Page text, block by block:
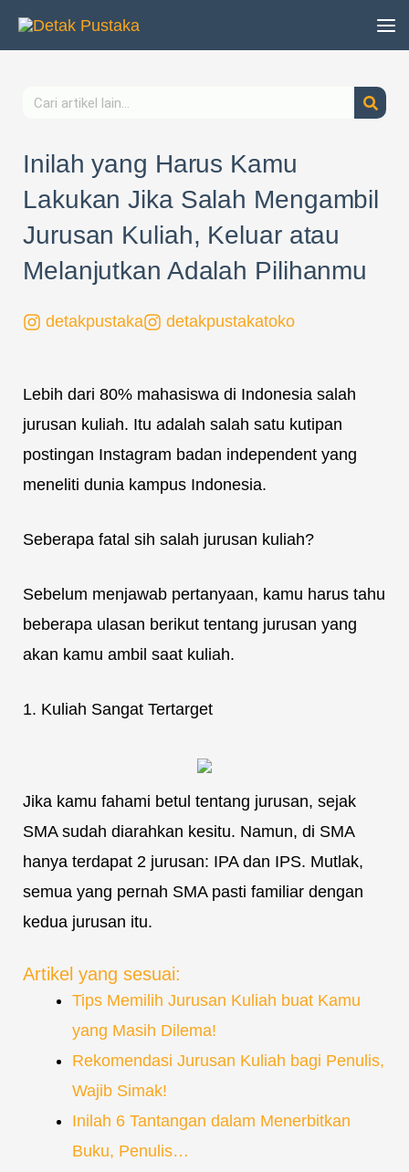
Lewati
Search
Inilah yang Harus Kamu
Lakukan Jika Salah Mengambil
Jurusan Kuliah, Keluar atau
Melanjutkan Adalah Pilihanmu
detakpustaka detakpustakatoko
Lebih dari 80% mahasiswa di Indonesia salah
jurusan kuliah. Itu adalah salah satu kutipan
postingan Instagram badan independent yang
meneliti dunia kampus Indonesia.
Seberapa fatal sih salah jurusan kuliah?
Sebelum menjawab pertanyaan, kamu harus tahu
beberapa ulasan berikut tentang jurusan yang
akan kamu ambil saat kuliah.
1. Kuliah Sangat Tertarget
Jika kamu fahami betul tentang jurusan, sejak
SMA sudah diarahkan kesitu. Namun, di SMA
hanya terdapat 2 jurusan: IPA dan IPS. Mutlak,
semua yang pernah SMA pasti familiar dengan
kedua jurusan itu.
Artikel yang sesuai:
Tips Memilih Jurusan Kuliah buat Kamu
yang Masih Dilema!
Rekomendasi Jurusan Kuliah bagi Penulis,
Wajib Simak!
Inilah 6 Tantangan dalam Menerbitkan
Buku, Penulis…